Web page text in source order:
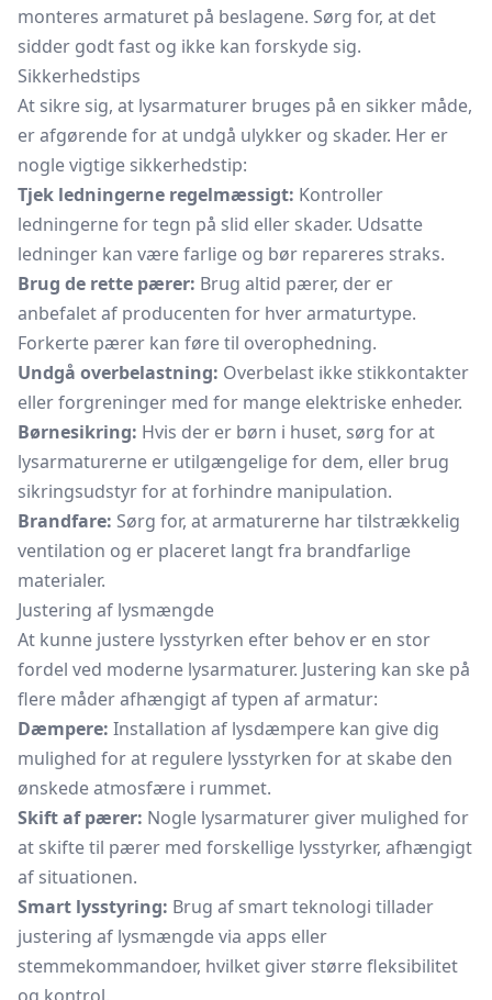
monteres armaturet på beslagene. Sørg for, at det
sidder godt fast og ikke kan forskyde sig.
Sikkerhedstips
At sikre sig, at lysarmaturer bruges på en sikker måde,
er afgørende for at undgå ulykker og skader. Her er
nogle vigtige sikkerhedstip:
Tjek ledningerne regelmæssigt: Kontroller
ledningerne for tegn på slid eller skader. Udsatte
ledninger kan være farlige og bør repareres straks.
Brug de rette pærer: Brug altid pærer, der er
anbefalet af producenten for hver armaturtype.
Forkerte pærer kan føre til overophedning.
Undgå overbelastning: Overbelast ikke stikkontakter
eller forgreninger med for mange elektriske enheder.
Børnesikring: Hvis der er børn i huset, sørg for at
lysarmaturerne er utilgængelige for dem, eller brug
sikringsudstyr for at forhindre manipulation.
Brandfare: Sørg for, at armaturerne har tilstrækkelig
ventilation og er placeret langt fra brandfarlige
materialer.
Justering af lysmængde
At kunne justere lysstyrken efter behov er en stor
fordel ved moderne lysarmaturer. Justering kan ske på
flere måder afhængigt af typen af armatur:
Dæmpere: Installation af lysdæmpere kan give dig
mulighed for at regulere lysstyrken for at skabe den
ønskede atmosfære i rummet.
Skift af pærer: Nogle lysarmaturer giver mulighed for
at skifte til pærer med forskellige lysstyrker, afhængigt
af situationen.
Smart lysstyring: Brug af smart teknologi tillader
justering af lysmængde via apps eller
stemmekommandoer, hvilket giver større fleksibilitet